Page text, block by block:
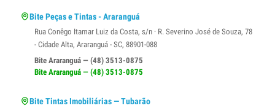
Bite Peças e Tintas - Araranguá
Rua Conêgo Itamar Luiz da Costa, s/n · R. Severino José de Souza, 78
- Cidade Alta, Araranguá - SC, 88901-088
Bite Araranguá — (48) 3513-0875
Bite Araranguá — (48) 3513-0875
Bite Tintas Imobiliárias — Tubarão